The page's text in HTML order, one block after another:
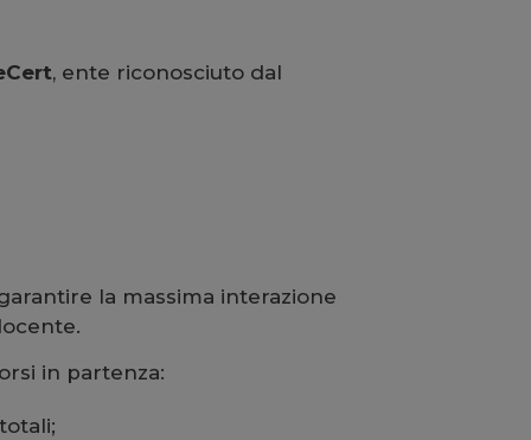
, ente riconosciuto dal
la massima interazione
in partenza: